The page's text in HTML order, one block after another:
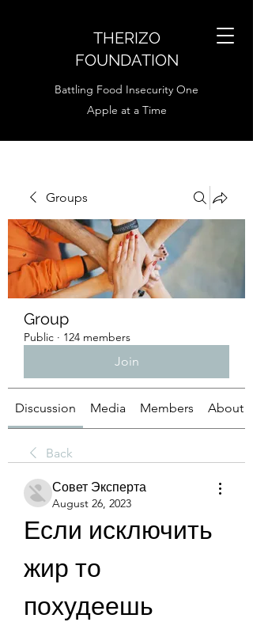
THERIZO
FOUNDATION
Battling Food Insecurity One
Apple at a Time
Groups
Group
Public · 124 members
Join
Discussion Media Members About
Back
Совет Эксперта
August 26, 2023
Если исключить
жир то
похудеешь